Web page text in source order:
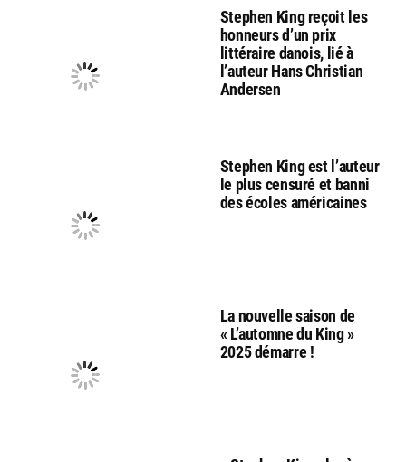
Stephen King reçoit les
honneurs d’un prix
littéraire danois, lié à
l’auteur Hans Christian
Andersen
Stephen King est l’auteur
le plus censuré et banni
des écoles américaines
La nouvelle saison de
« L’automne du King »
2025 démarre !